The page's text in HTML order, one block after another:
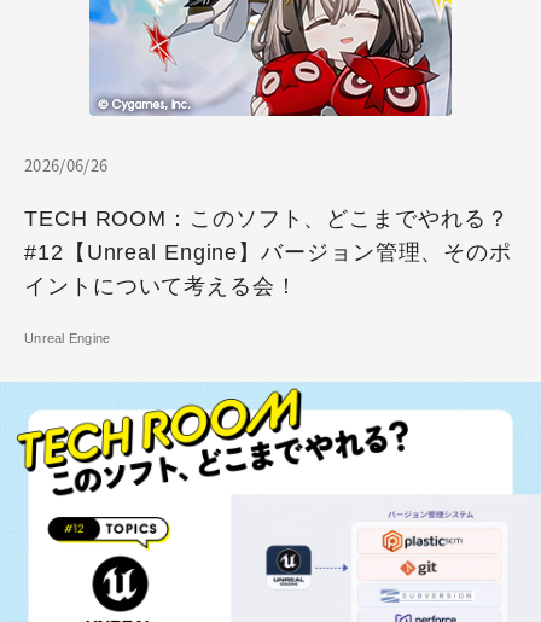
2026/06/26
TECH ROOM：このソフト、どこまでやれる？
#12【Unreal Engine】バージョン管理、そのポ
イントについて考える会！
Unreal Engine